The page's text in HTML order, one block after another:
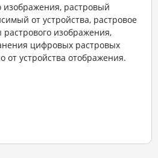
изображения, растровый
от устройства, растровое
изображения,
цифровых растровых
от устройства отображения.